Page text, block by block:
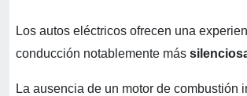
Los autos eléctricos ofrecen una
conducción notablemente más
La ausencia de un motor de combustión